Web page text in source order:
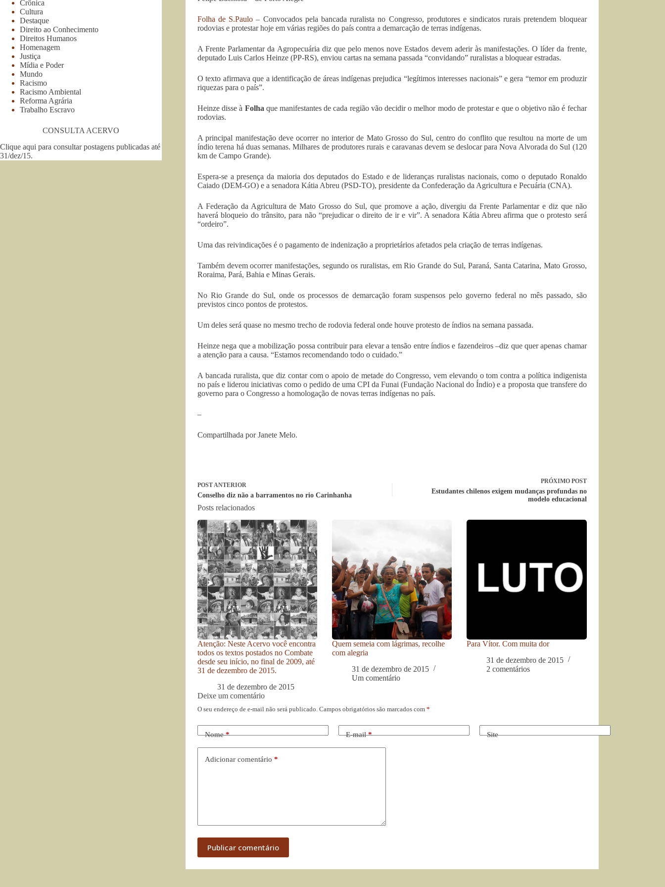
Folha de S.Paulo – Convocados pela bancada ruralista no Congresso, produtores e sindicatos rurais pretendem bloquear
rodovias e protestar hoje em várias regiões do país contra a demarcação de terras indígenas.
A Frente Parlamentar da Agropecuária diz que pelo menos nove Estados devem aderir às manifestações. O líder da frente,
deputado Luis Carlos Heinze (PP-RS), enviou cartas na semana passada “convidando” ruralistas a bloquear estradas.
O texto afirmava que a identificação de áreas indígenas prejudica “legítimos interesses nacionais” e gera “temor em produzir
riquezas para o país”.
Heinze disse à Folha que manifestantes de cada região vão decidir o melhor modo de protestar e que o objetivo não é fechar
rodovias.
A principal manifestação deve ocorrer no interior de Mato Grosso do Sul, centro do conflito que resultou na morte de um
índio terena há duas semanas. Milhares de produtores rurais e caravanas devem se deslocar para Nova Alvorada do Sul (120
km de Campo Grande).
Espera-se a presença da maioria dos deputados do Estado e de lideranças ruralistas nacionais, como o deputado Ronaldo
Caiado (DEM-GO) e a senadora Kátia Abreu (PSD-TO), presidente da Confederação da Agricultura e Pecuária (CNA).
A Federação da Agricultura de Mato Grosso do Sul, que promove a ação, divergiu da Frente Parlamentar e diz que não
haverá bloqueio do trânsito, para não “prejudicar o direito de ir e vir”. A senadora Kátia Abreu afirma que o protesto será
“ordeiro”.
Uma das reivindicações é o pagamento de indenização a proprietários afetados pela criação de terras indígenas.
Também devem ocorrer manifestações, segundo os ruralistas, em Rio Grande do Sul, Paraná, Santa Catarina, Mato Grosso,
Roraima, Pará, Bahia e Minas Gerais.
No Rio Grande do Sul, onde os processos de demarcação foram suspensos pelo governo federal no mês passado, são
previstos cinco pontos de protestos.
Um deles será quase no mesmo trecho de rodovia federal onde houve protesto de índios na semana passada.
Heinze nega que a mobilização possa contribuir para elevar a tensão entre índios e fazendeiros –diz que quer apenas chamar
a atenção para a causa. “Estamos recomendando todo o cuidado.”
A bancada ruralista, que diz contar com o apoio de metade do Congresso, vem elevando o tom contra a política indigenista
no país e liderou iniciativas como o pedido de uma CPI da Funai (Fundação Nacional do Índio) e a proposta que transfere do
governo para o Congresso a homologação de novas terras indígenas no país.
–
Compartilhada por Janete Melo.
POSTANTERIOR
Conselho diz não a barramentos no rio Carinhanha
PRÓXIMO POST
Estudantes chilenos exigem mudanças profundas no
modelo educacional
Posts relacionados
Atenção: Neste Acervo você encontra
todos os textos postados no Combate
desde seu início, no final de 2009, até
31 de dezembro de 2015.
31 de dezembro de 2015
Quem semeia com lágrimas, recolhe
com alegria
31 de dezembro de 2015
Um comentário
Para Vítor. Com muita dor
31 de dezembro de 2015
2 comentários
Deixe um comentário
O seu endereço de e-mail não será publicado. Campos obrigatórios são marcados com *
Nome* E-mail* Site
Adicionar comentário *
Publicar comentário
Crônica
Cultura
Destaque
Direito ao Conhecimento
Direitos Humanos
Homenagem
Justiça
Mídia e Poder
Mundo
Racismo
Racismo Ambiental
Reforma Agrária
Trabalho Escravo
CONSULTA ACERVO
Clique aqui para consultar postagens publicadas até
31/dez/15.